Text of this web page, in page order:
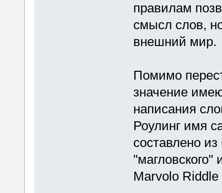
правилам
смысл слов,
внешний мир.
Помимо
значение
написания
Роулинг имя
составлено из
Marvolo